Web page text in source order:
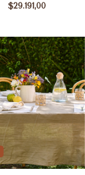
$29.191,00